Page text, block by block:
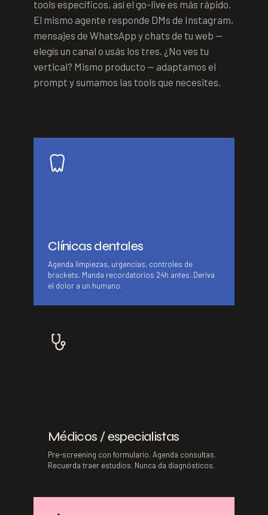
tools específicos, así el go-live es más rápido.
El mismo agente responde DMs de Instagram,
mensajes de WhatsApp y chats de tu web —
elegís un canal o usás los tres. ¿No ves tu
vertical? Mismo producto — adaptamos el
prompt y sumamos las tools que necesites.
Clínicas dentales
Agenda limpiezas, urgencias, controles de
brackets. Manda recordatorios 24h antes. Deriva
el dolor a un humano.
Médicos / especialistas
Pre-screening con formulario. Agenda consultas.
Recuerda traer estudios. Nunca da diagnósticos.